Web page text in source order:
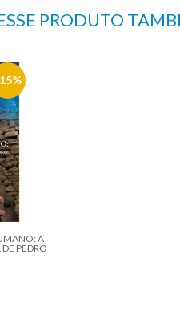
PRODUTO
15%
A
PEDRO